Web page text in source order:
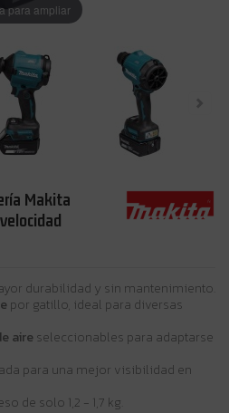
para ampliar
Makita
durabilidad y sin mantenimiento.
por gatillo, ideal para diversas
aire seleccionables para adaptarse
para una mejor visibilidad en
de solo 1,2 - 1,7 kg.